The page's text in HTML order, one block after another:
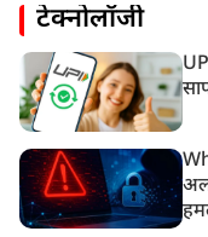
टेक्नोलॉजी